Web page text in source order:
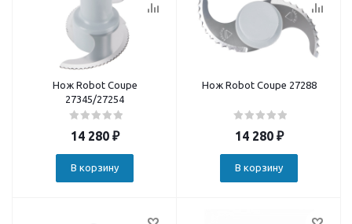
Нож Robot Coupe
27345/27254
14 280₽
В корзину
Нож Robot Coupe 27288
14 280₽
В корзину